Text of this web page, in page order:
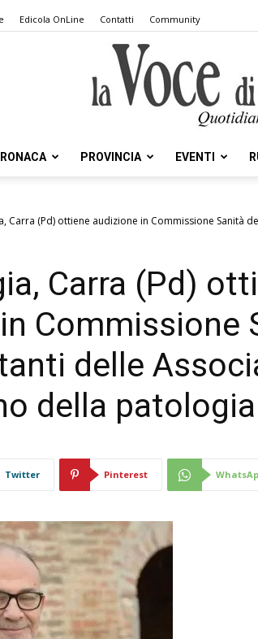
Edicola OnLine Contatti Community
PROVINCIA EVENTI
Carra (Pd) ottiene audizione in Commissione Sanità
Carra (Pd)
Commissione
delle
della patologia
Twitter Pinterest